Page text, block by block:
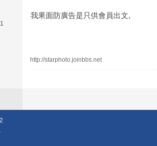
我果面防廣告是只供會員出文,
http://starphoto.joinbbs.net